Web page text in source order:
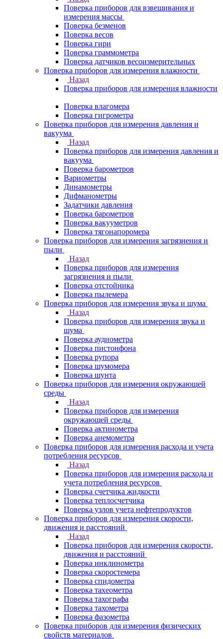
Поверка приборов для взвешивания и
измерения массы
Поверка безменов
Поверка весов
Поверка гири
Поверка граммометра
Поверка датчиков весоизмерительных
Поверка приборов для измерения влажности
Назад
Поверка приборов для измерения влажности
Поверка влагомера
Поверка гигрометра
Поверка приборов для измерения давления и
вакуума
Назад
Поверка приборов для измерения давления и
вакуума
Поверка барометров
Вариометры
Динамометры
Дифманометры
Задатчики давления
Поверка барометров
Поверка вакууметров
Поверка тягонапоромера
Поверка приборов для измерения загрязнения и
пыли
Назад
Поверка приборов для измерения
загрязнения и пыли
Поверка отстойника
Поверка пылемера
Поверка приборов для измерения звука и шума
Назад
Поверка приборов для измерения звука и
шума
Поверка аудиометра
Поверка пистонфона
Поверка рупора
Поверка шумомера
Поверка шунта
Поверка приборов для измерения окружающей
среды
Назад
Поверка приборов для измерения
окружающей среды
Поверка актинометра
Поверка анемометра
Поверка приборов для измерения расхода и учета
потребления ресурсов
Назад
Поверка приборов для измерения расхода и
учета потребления ресурсов
Поверка счетчика жидкости
Поверка теплосчетчика
Поверка узлов учета нефтепродуктов
Поверка приборов для измерения скорости,
движения и расстояний
Назад
Поверка приборов для измерения скорости,
движения и расстояний
Поверка инклинометра
Поверка скоростемера
Поверка спидометра
Поверка тахеометра
Поверка тахографа
Поверка тахометра
Поверка фазометра
Поверка приборов для измерения физических
свойств материалов